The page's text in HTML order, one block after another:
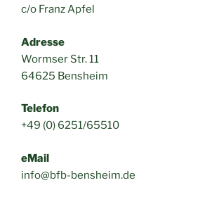
c/o Franz Apfel
Adresse
Wormser Str. 11
64625 Bensheim
Telefon
+49 (0) 6251/65510
eMail
info@bfb-bensheim.de